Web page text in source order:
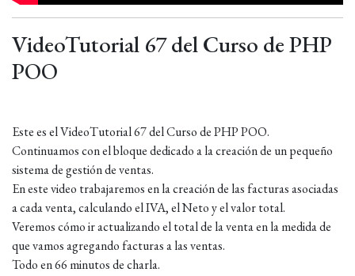
VideoTutorial 67 del Curso de PHP
POO
Este es el VideoTutorial 67 del Curso de PHP POO.
Continuamos con el bloque dedicado a la creación de un pequeño
sistema de gestión de ventas.
En este video trabajaremos en la creación de las facturas asociadas
a cada venta, calculando el IVA, el Neto y el valor total.
Veremos cómo ir actualizando el total de la venta en la medida de
que vamos agregando facturas a las ventas.
Todo en 66 minutos de charla.